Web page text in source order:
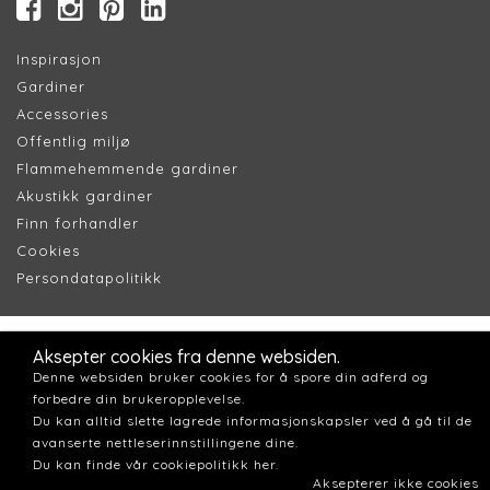
Inspirasjon
Gardiner
Accessories
Offentlig miljø
Flammehemmende gardiner
Akustikk gardiner
Finn forhandler
Cookies
Persondatapolitikk
Aksepter cookies fra denne websiden.
Denne websiden bruker cookies for å spore din adferd og
forbedre din brukeropplevelse.
Du kan alltid slette lagrede informasjonskapsler ved å gå til de
avanserte nettleserinnstillingene dine.
Du kan finde vår cookiepolitikk her.
Aksepterer ikke cookies